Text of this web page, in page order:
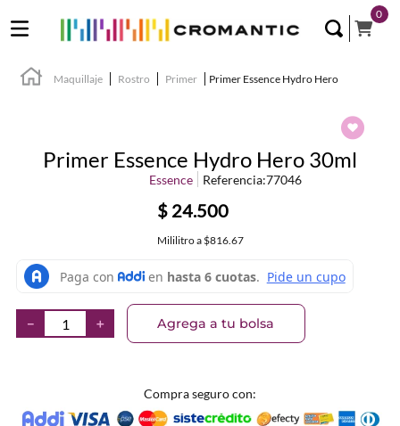
0
Maquillaje Rostro Primer Primer Essence Hydro Hero
Primer Essence Hydro Hero 30ml
Essence Referencia:77046
$ 24.500
Mililitroa $816.67
＋
－ Agrega a tu bolsa
Compra seguro con: